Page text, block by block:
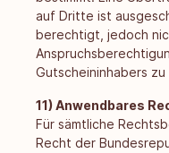
auf Dritte ist
berechtigt, jedoch
Gutscheininhabers
11) Anwendbares
Für sämtliche
Recht der